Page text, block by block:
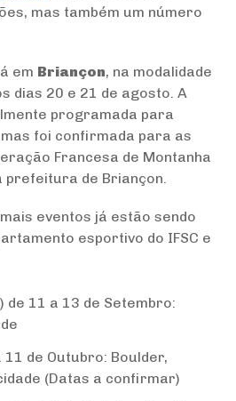
mas também um número
em Briançon, na modalidade
dias 20 e 21 de agosto. A
programada para
foi confirmada para as
Francesa de Montanha
prefeitura de Briançon.
eventos já estão sendo
esportivo do IFSC e
de 11 a 13 de Setembro:
11 de Outubro: Boulder,
(Datas a confirmar)